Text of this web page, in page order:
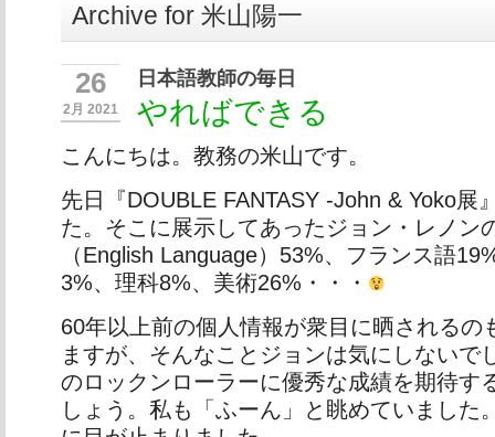
Archive for 米山陽一
26
2月 2021
日本語教師の毎日
やればできる
こんにちは。教務の米山です。
先日『DOUBLE FANTASY -John & Yoko展
た。そこに展示してあったジョン・レノン
（English Language）53%、フランス語
3%、理科8%、美術26%・・・
60年以上前の個人情報が衆目に晒されるの
ますが、そんなことジョンは気にしないで
のロックンローラーに優秀な成績を期待す
しょう。私も「ふーん」と眺めていました